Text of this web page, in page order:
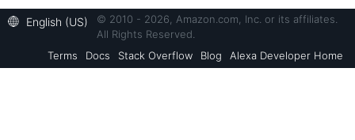
English (US)
© 2010 - 2026, Amazon.com, Inc. or its affiliates.
All Rights Reserved.
Terms
Docs Stack Overflow Blog Alexa Developer Home